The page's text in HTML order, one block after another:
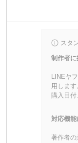
スタ
制作者
LINEヤ
用します
購入日
対応機能
著作者の